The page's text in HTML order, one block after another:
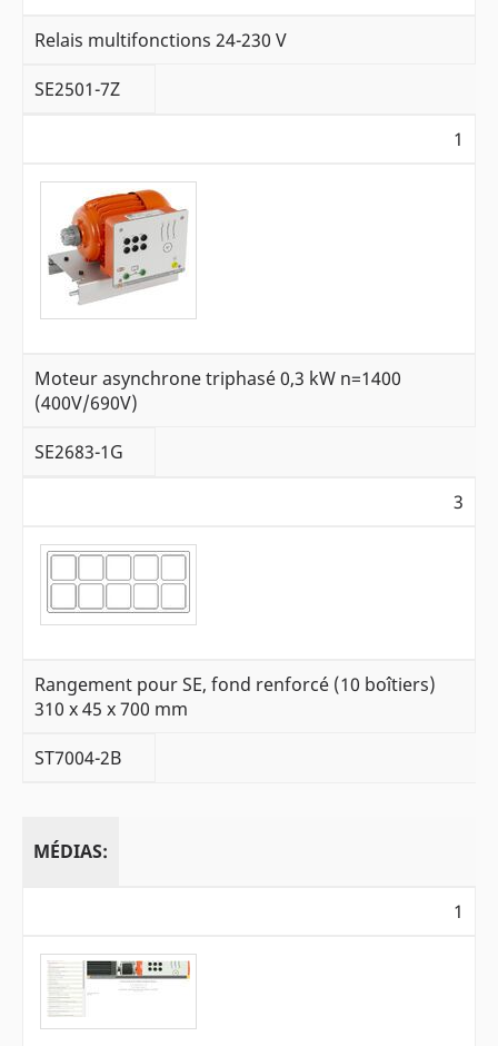
Relais multifonctions 24-230 V
SE2501-7Z
1
Moteur asynchrone triphasé 0,3 kW n=1400
(400V/690V)
SE2683-1G
3
Rangement pour SE, fond renforcé (10 boîtiers)
310 x 45 x 700 mm
ST7004-2B
MÉDIAS:
1